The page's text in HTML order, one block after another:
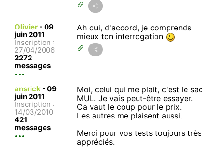
Olivier - 09
juin 2011
Inscription :
27/04/2006
2272
messages
Ah oui, d'accord, je comprends
mieux ton interrogation
ansrick - 09
juin 2011
Inscription :
14/03/2010
421
messages
Moi, celui qui me plait, c'est le sac
MUL. Je vais peut-être essayer.
Ca vaut le coup pour le prix.
Les autres me plaisent aussi.
Merci pour vos tests toujours très
appréciés.